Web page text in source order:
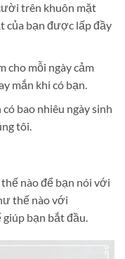
trên khuôn mặt
của bạn được lấp đầy
cho mỗi ngày cảm
mắn khi có bạn.
bao nhiêu ngày sinh
tôi.
nào để bạn nói với
thế nào với
bạn bắt đầu.